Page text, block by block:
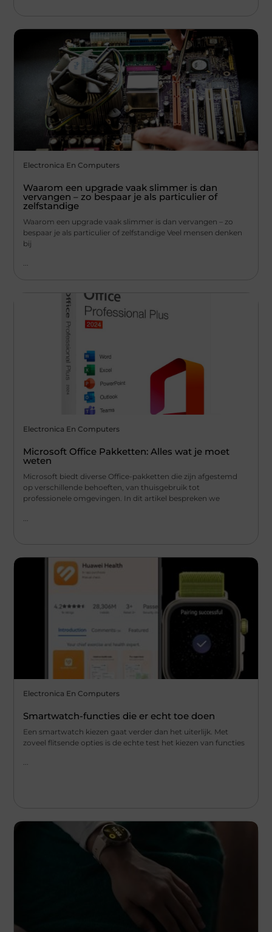
Electronica En Computers
Waarom een upgrade vaak slimmer is dan
vervangen – zo bespaar je als particulier of
zelfstandige
Waarom een upgrade vaak slimmer is dan vervangen – zo
bespaar je als particulier of zelfstandige Veel mensen denken
bij
...
Electronica En Computers
Microsoft Office Pakketten: Alles wat je moet
weten
Microsoft biedt diverse Office-pakketten die zijn afgestemd
op verschillende behoeften, van thuisgebruik tot
professionele omgevingen. In dit artikel bespreken we
Electronica En Computers
Smartwatch-functies die er echt toe doen
Een smartwatch kiezen gaat verder dan het uiterlijk. Met
zoveel flitsende opties is de echte test het kiezen van functies
...